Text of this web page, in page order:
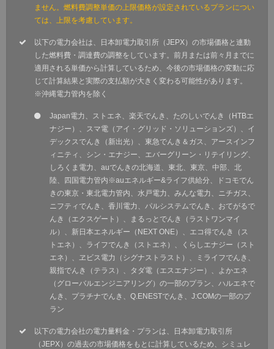
ません。燃料費調整単価の上限価格が設定されているプランについ
ては、上限を考慮しています。
以下の電力会社は、日本卸電力取引所（JEPX）の市場価格と連動
した燃料費・調達費の調整をしています。前月または前々月までに
適用される単価から計算しているため、今後の市場価格の変動に応
じて計算結果と実際の支払額が大きく変わる可能性があります。
※沖縄電力管内を除く
Japan電力、ストエネ、楽天でんき、たのしいでんき（HTBエ
ナジー）、スマ電（アイ・グリッド・ソリューションズ）、イ
デックスでんき（新出光）、東急でんき＆ガス、アースインフ
ィニティ、シン・エナジー、エバーグリーン・リテイリング、
しろくま電力、auでんきの北海道、東北、東京、中部、北
陸、四国電力管内※auエネルギー&ライフ供給分、ドコモでん
きの東京・東北電力管内、水戸電力、みんな電力、ニチガス、
ニフティでんき、香川電力、パルシステムでんき、おてがるで
んき（エクスゲート）、まるっとでんき（ラストワンマイ
ル）、新日本エネルギー（NEXT ONE）、エコ得でんき（ス
トエネ）、ライフでんき（ストエネ）、くらしエナジー（スト
エネ）、ヱビス電力（シグナストラスト）、ミライフでんき、
親指でんき（テラス）、タダ電（エスエナジー）、よかエネ
（グローバルエンジニアリング）の一部のプラン、ハルエネで
んき、プラチナでんき、Q.ENESTでんき、J:COMの一部のプ
ラン
以下の電力会社の電力量料金・プランは、日本卸電力取引所
（JEPX）の過去の市場価格をもとに計算しているため、シミュレ